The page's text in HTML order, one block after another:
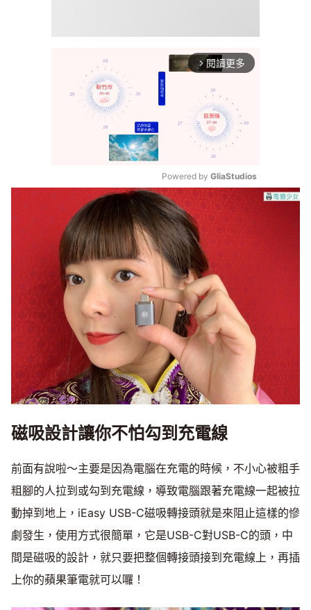
arrow_forward_ios 閱讀更多
Mute
Powered by GliaStudios
磁吸設計讓你不怕勾到充電線
前面有說啦～主要是因為電腦在充電的時候，不小心被粗手
粗腳的人拉到或勾到充電線，導致電腦跟著充電線一起被拉
動掉到地上，iEasy USB-C磁吸轉接頭就是來阻止這樣的慘
劇發生，使用方式很簡單，它是USB-C對USB-C的頭，中
間是磁吸的設計，就只要把整個轉接頭接到充電線上，再插
上你的蘋果筆電就可以囉！